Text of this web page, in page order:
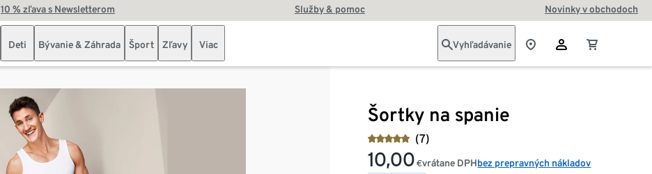
10 % zľava s Newsletterom Služby & pomoc Novinky v obchodoch
Deti Bývanie & Záhrada Šport Zľavy Viac Vyhľadávanie
Šortky na spanie
(7)
10,00 €vrátane DPHbez prepravných nákladov